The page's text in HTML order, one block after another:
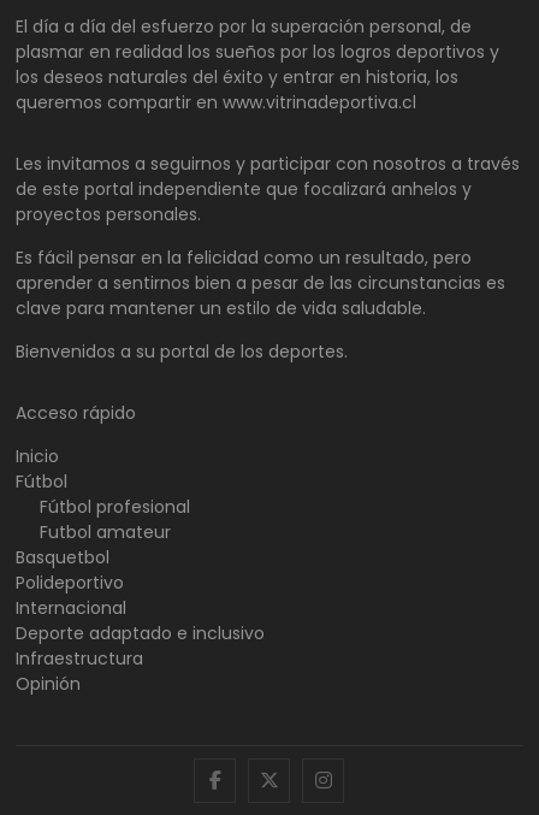
El día a día del esfuerzo por la superación personal, de
plasmar en realidad los sueños por los logros deportivos y
los deseos naturales del éxito y entrar en historia, los
queremos compartir en www.vitrinadeportiva.cl
Les invitamos a seguirnos y participar con nosotros a través
de este portal independiente que focalizará anhelos y
proyectos personales.
Es fácil pensar en la felicidad como un resultado, pero
aprender a sentirnos bien a pesar de las circunstancias es
clave para mantener un estilo de vida saludable.
Bienvenidos a su portal de los deportes.
Acceso rápido
Inicio
Fútbol
Fútbol profesional
Futbol amateur
Basquetbol
Polideportivo
Internacional
Deporte adaptado e inclusivo
Infraestructura
Opinión
facebooktwitterinstagram